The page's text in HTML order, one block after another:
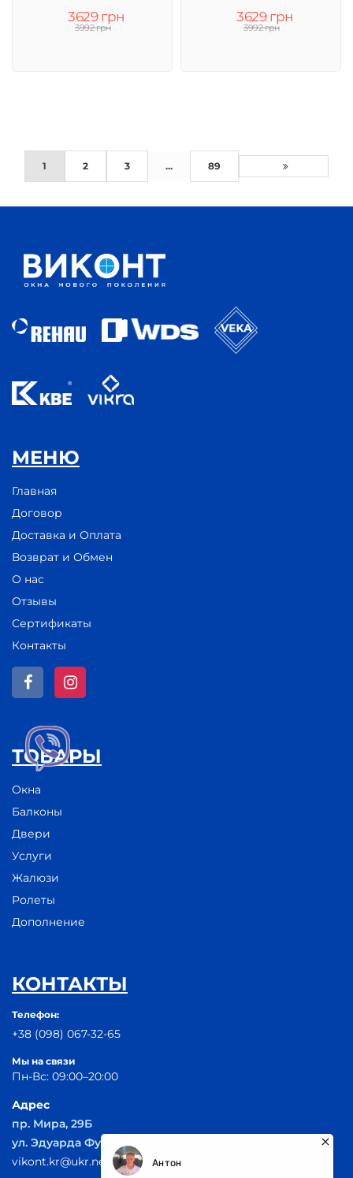
3629 грн
3992 грн
3629 грн
3992 грн
1 2 3 ... 89
МЕНЮ
Главная
Договор
Доставка и Оплата
Возврат и Обмен
О нас
Отзывы
Сертификаты
Контакты
ТОВАРЫ
Окна
Балконы
Двери
Услуги
Жалюзи
Ролеты
Дополнение
КОНТАКТЫ
Телефон:
+38 (098) 067-32-65
Мы на связи
Пн-Вс: 09:00–20:00
Адрес
пр. Мира, 29Б
ул. Эдуарда Фукса 55
vikont.kr@ukr.net